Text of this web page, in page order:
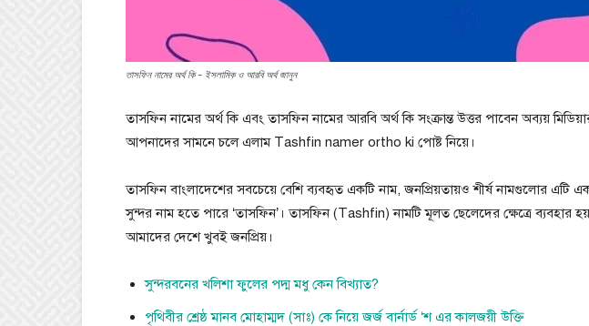
তাসফিন নামের অর্থ কি - ইসলামিক ও আরবি অর্থ জানুন
তাসফিন নামের অর্থ কি এবং তাসফিন নামের আরবি অর্থ কি সংক্রান্ত উত্তর পাবেন অব্যয়
আপনাদের সামনে চলে এলাম Tashfin namer ortho ki পোষ্ট নিয়ে।
তাসফিন বাংলাদেশের সবচেয়ে বেশি ব্যবহৃত একটি নাম, জনপ্রিয়তায়ও শীর্ষ নামগুলোর এটি
সুন্দর নাম হতে পারে ‘তাসফিন’। তাসফিন (Tashfin) নামটি মূলত ছেলেদের ক্ষেত্রে ব্যবহার
আমাদের দেশে খুবই জনপ্রিয়।
সুন্দরবনের খলিশা ফুলের পদ্ম মধু কেন বিখ্যাত?
পৃথিবীর শ্রেষ্ঠ মানব মোহাম্মদ (সাঃ) কে নিয়ে জর্জ বার্নার্ড ‘শ এর কালজয়ী উক্তি